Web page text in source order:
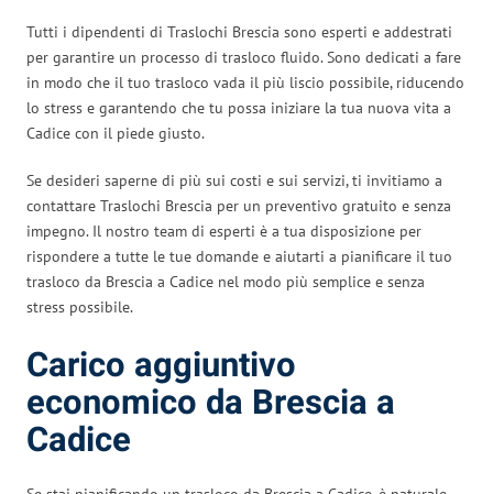
Tutti i dipendenti di Traslochi Brescia sono esperti e addestrati
per garantire un processo di trasloco fluido. Sono dedicati a fare
in modo che il tuo trasloco vada il più liscio possibile, riducendo
lo stress e garantendo che tu possa iniziare la tua nuova vita a
Cadice con il piede giusto.
Se desideri saperne di più sui costi e sui servizi, ti invitiamo a
contattare Traslochi Brescia per un preventivo gratuito e senza
impegno. Il nostro team di esperti è a tua disposizione per
rispondere a tutte le tue domande e aiutarti a pianificare il tuo
trasloco da Brescia a Cadice nel modo più semplice e senza
stress possibile.
Carico aggiuntivo
economico da Brescia a
Cadice